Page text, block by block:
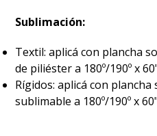
Sublimación:
Textil: aplicá con plancha
de piliéster a 180º/190º x
Rígidos: aplicá con
sublimable a 180º/190º x 60"